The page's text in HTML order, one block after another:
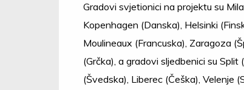
Gradovi svjetionici na projektu su
Kopenhagen (Danska), Helsinki
Moulineaux (Francuska), Zaragoza
(Grčka), a gradovi sljedbenici su Split
(Švedska), Liberec (Češka), Velenje